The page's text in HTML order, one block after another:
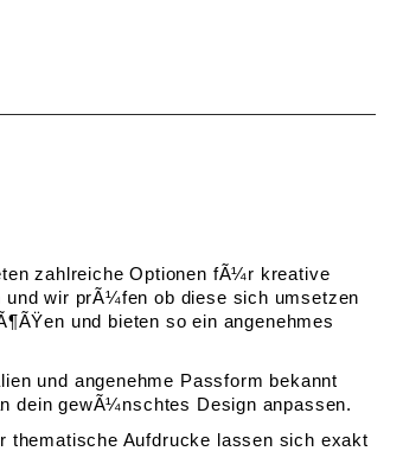
zahlreiche Optionen fÃ¼r kreative
wir prÃ¼fen ob diese sich umsetzen
und bieten so ein angenehmes
und angenehme Passform bekannt
dein gewÃ¼nschtes Design anpassen.
thematische Aufdrucke lassen sich exakt